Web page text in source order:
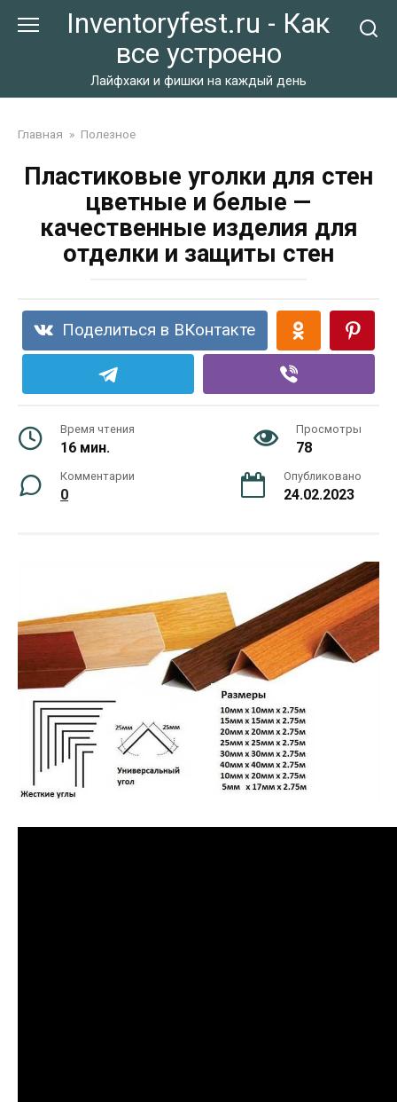
Inventoryfest.ru - Как
все устроено
Лайфхаки и фишки на каждый день
Главная » Полезное
Пластиковые уголки для стен
цветные и белые —
качественные изделия для
отделки и защиты стен
Поделиться в ВКонтакте
Время чтения
16 мин.
Просмотры
78
Комментарии
0
Опубликовано
24.02.2023